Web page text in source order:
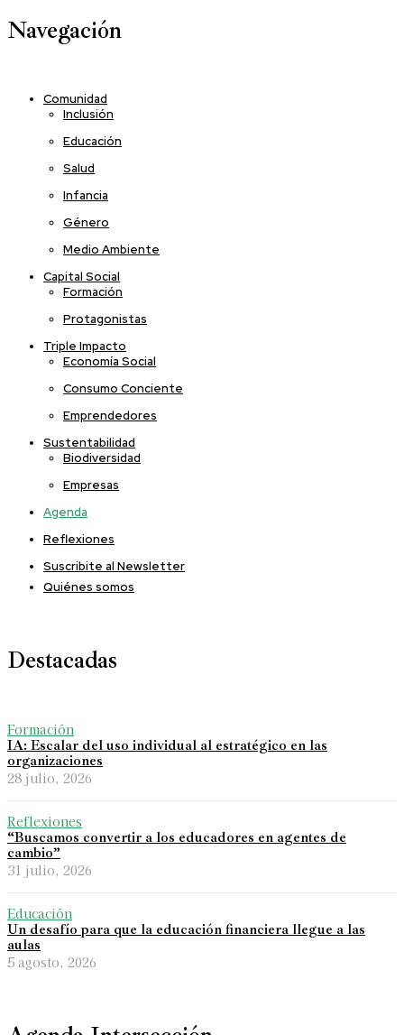
Navegación
Comunidad
Inclusión
Educación
Salud
Infancia
Género
Medio Ambiente
Capital Social
Formación
Protagonistas
Triple Impacto
Economía Social
Consumo Conciente
Emprendedores
Sustentabilidad
Biodiversidad
Empresas
Agenda
Reflexiones
Suscribite al Newsletter
Quiénes somos
Destacadas
Formación
IA: Escalar del uso individual al estratégico en las
organizaciones
28 julio, 2026
Reflexiones
“Buscamos convertir a los educadores en agentes de
cambio”
31 julio, 2026
Educación
Un desafío para que la educación financiera llegue a las
aulas
5 agosto, 2026